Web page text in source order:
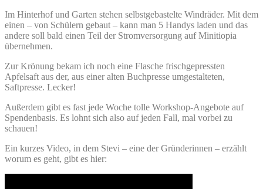
Im Hinterhof und Garten stehen selbstgebastelte Windräder. Mit dem
einen – von Schülern gebaut – kann man 5 Handys laden und das
andere soll bald einen Teil der Stromversorgung auf Minitiopia
übernehmen.
Zur Krönung bekam ich noch eine Flasche frischgepressten
Apfelsaft aus der, aus einer alten Buchpresse umgestalteten,
Saftpresse. Lecker!
Außerdem gibt es fast jede Woche tolle Workshop-Angebote auf
Spendenbasis. Es lohnt sich also auf jeden Fall, mal vorbei zu
schauen!
Ein kurzes Video, in dem Stevi – eine der Gründerinnen – erzählt
worum es geht, gibt es hier: